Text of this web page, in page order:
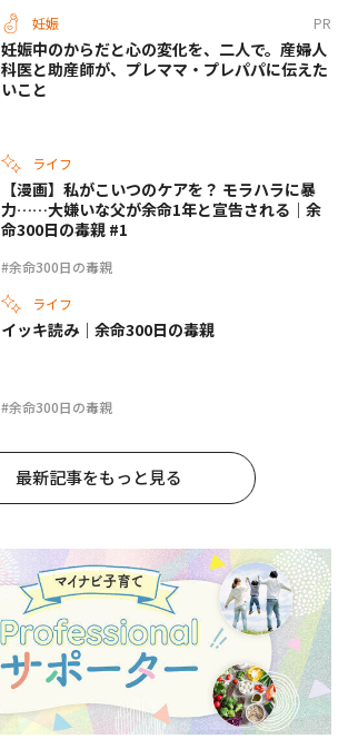
妊娠 PR
妊娠中のからだと心の変化を、二人で。産婦人
科医と助産師が、プレママ・プレパパに伝えた
いこと
ライフ
#余命300日の毒親
【漫画】私がこいつのケアを？ モラハラに暴
力……大嫌いな父が余命1年と宣告される｜余
命300日の毒親 #1
ライフ
#余命300日の毒親
イッキ読み｜余命300日の毒親
最新記事をもっと見る